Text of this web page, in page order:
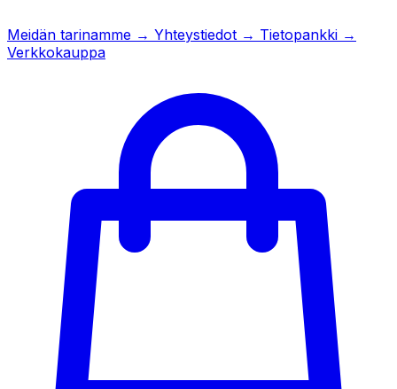
Meidän tarinamme → Yhteystiedot → Tietopankki →
Verkkokauppa